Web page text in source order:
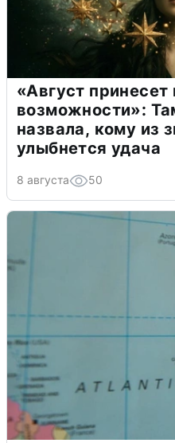
«Август принесет
возможности»:
назвала, кому из
улыбнется удача
8 августа 50